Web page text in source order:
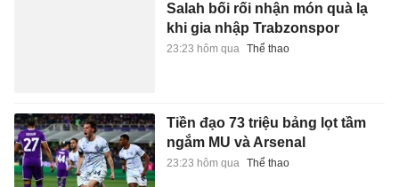
Salah bối rối nhận món quà lạ
khi gia nhập Trabzonspor
23:23 hôm qua Thể thao
Tiền đạo 73 triệu bảng lọt tầm
ngắm MU và Arsenal
23:23 hôm qua Thể thao